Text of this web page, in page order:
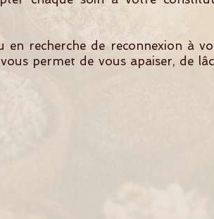
en recherche de reconnexion à
permet de vous apaiser, de